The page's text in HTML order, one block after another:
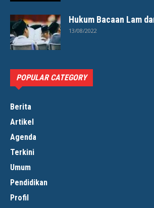
Hukum Bacaan Lam
13/08/2022
POPULAR CATEGORY
Berita
Artikel
Agenda
Terkini
Umum
Pendidikan
Profil